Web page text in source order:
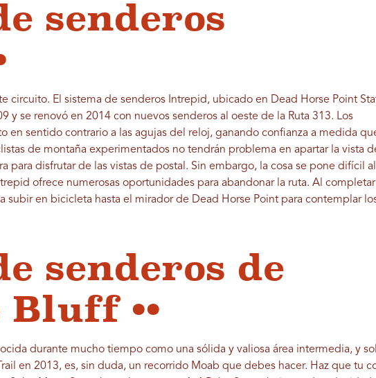
senderos
circuito. El sistema de senderos Intrepid, ubicado en Dead Horse Point
y se renovó en 2014 con nuevos senderos al oeste de la Ruta 313. Los
en sentido contrario a las agujas del reloj, ganando confianza a medida
de montaña experimentados no tendrán problema en apartar la vista
para disfrutar de las vistas de postal. Sin embargo, la cosa se pone difícil al
ofrece numerosas oportunidades para abandonar la ruta. Al
subir en bicicleta hasta el mirador de Dead Horse Point para contemplar
senderos de
••
durante mucho tiempo como una sólida y valiosa área intermedia, y
en 2013, es, sin duda, un recorrido Moab que debes hacer. Haz que tu